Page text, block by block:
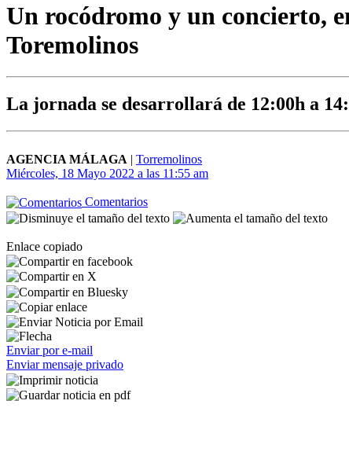
Un rocódromo y un concierto,
Toremolinos
La jornada se desarrollará de 12:00h a
AGENCIA MÁLAGA | Torremolinos
Miércoles, 18 Mayo 2022 a las 11:55 am
Comentarios
Enlace copiado
Enviar por e-mail
Enviar mensaje privado